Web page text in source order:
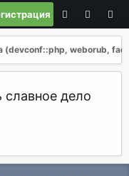
(devconf::php, weborub,
славное дело